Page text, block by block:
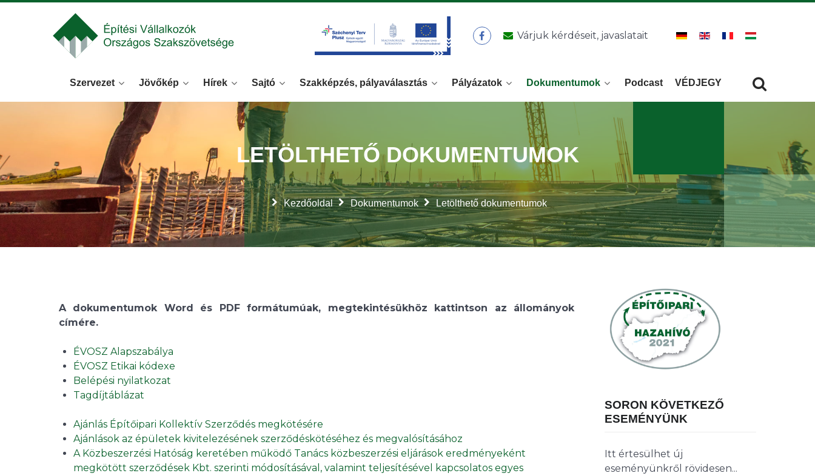
Várjuk kérdéseit, javaslatait
Szervezet Jövőkép Hírek Sajtó Szakképzés, pályaválasztás Pályázatok Dokumentumok Podcast VÉDJEGY
Kezdőoldal Dokumentumok Letölthető dokumentumok
LETÖLTHETŐ DOKUMENTUMOK
A dokumentumok Word és PDF formátumúak, megtekintésükhöz kattintson az állományok
címére.
ÉVOSZ Alapszabálya
ÉVOSZ Etikai kódexe
Belépési nyilatkozat
Tagdíjtáblázat
Ajánlás Építőipari Kollektív Szerződés megkötésére
Ajánlások az épületek kivitelezésének szerződéskötéséhez és megvalósításához
A Közbeszerzési Hatóság keretében működő Tanács közbeszerzési eljárások eredményeként
megkötött szerződések Kbt. szerinti módosításával, valamint teljesítésével kapcsolatos egyes
SORON KÖVETKEZŐ
ESEMÉNYÜNK
Itt értesülhet új
eseményünkről rövidesen...